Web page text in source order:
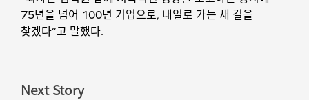
75년을 넘어 100년 기업으로, 내일로 가는 새 길을
찾겠다”고 말했다.
Next Story